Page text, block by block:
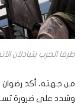
طرفا الحرب يتبادلان
من جهته، أكد رضوان
وشدد على ضرورة